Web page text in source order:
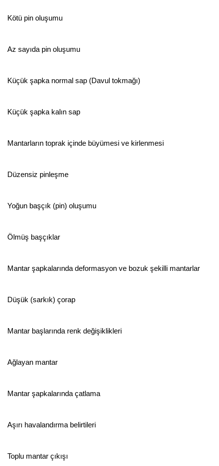
Kötü pin oluşumu
Az sayıda pin oluşumu
Küçük şapka normal sap (Davul tokmağı)
Küçük şapka kalın sap
Mantarların toprak içinde büyümesi ve kirlenmesi
Düzensiz pinleşme
Yoğun başçık (pin) oluşumu
Ölmüş başçıklar
Mantar şapkalarında deformasyon ve bozuk şekilli mantarlar
Düşük (sarkık) çorap
Mantar başlarında renk değişiklikleri
Ağlayan mantar
Mantar şapkalarında çatlama
Aşırı havalandırma belirtileri
Toplu mantar çıkışı